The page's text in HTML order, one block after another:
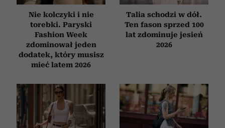
Nie kolczyki i nie
torebki. Paryski
Fashion Week
zdominował jeden
dodatek, który musisz
mieć latem 2026
Talia schodzi w dół.
Ten fason sprzed 100
lat zdominuje jesień
2026